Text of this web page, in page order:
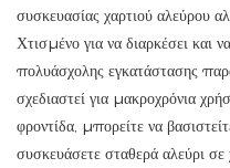
συσκευασίας χαρτιού αλεύρου
Χτισμένο για να διαρκέσει και
πολυάσχολης εγκατάστασης
σχεδιαστεί για μακροχρόνια
φροντίδα, μπορείτε να
συσκευάσετε σταθερά αλεύρι σε